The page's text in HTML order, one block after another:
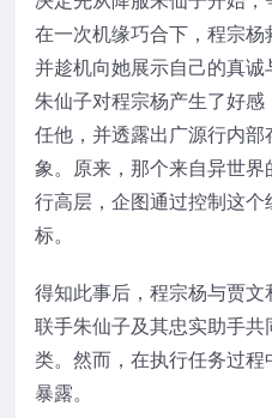
在一次机缘巧合下，程宗杨
并趁机向她展示自己的真诚
朱仙子对程宗杨产生了好
任他，并透露出广源行内
象。原来，那个来自异世
行高层，企图通过控制这
标。
得知此事后，程宗杨与贾
联手朱仙子及其忠实助手
类。然而，在执行任务过
暴露。